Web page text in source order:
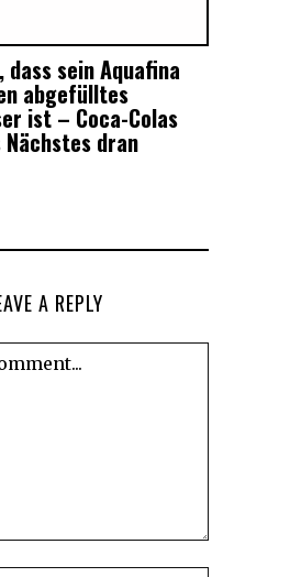
sein Aquafina
abgefülltes
ist – Coca-Colas
dran
A REPLY